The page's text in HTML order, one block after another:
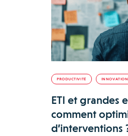
PRODUCTIVITÉ
ETI et grandes
comment
d’interventions